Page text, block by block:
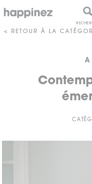
< RETOUR À LA